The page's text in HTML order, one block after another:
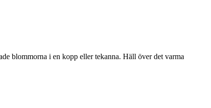
blommorna i en kopp eller tekanna. Häll över det varma